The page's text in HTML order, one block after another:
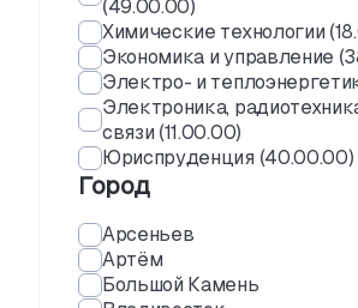
(49.00.00)
Химические технологии
Экономика и управление
Электро- и
Электроника,
связи (11.00.00)
Юриспруденция (40.00.00)
Город
Арсеньев
Артём
Большой Камень